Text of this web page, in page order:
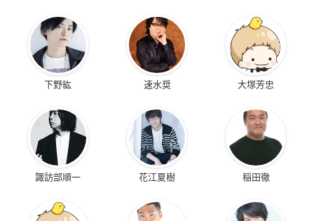
下野紘 速水奨 大塚芳忠
諏訪部順一 花江夏樹 稲田徹